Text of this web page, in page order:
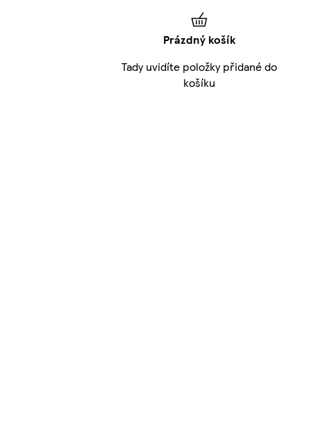
Prázdný košík
Tady uvidíte položky přidané do
košíku